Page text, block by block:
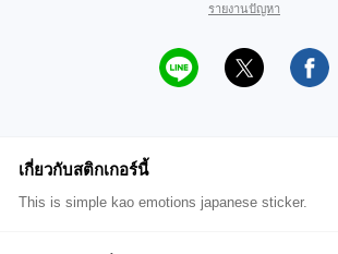
รายงานปัญหา
เกี่ยวกับสติกเกอร์นี้
This is simple kao emotions japanese sticker.